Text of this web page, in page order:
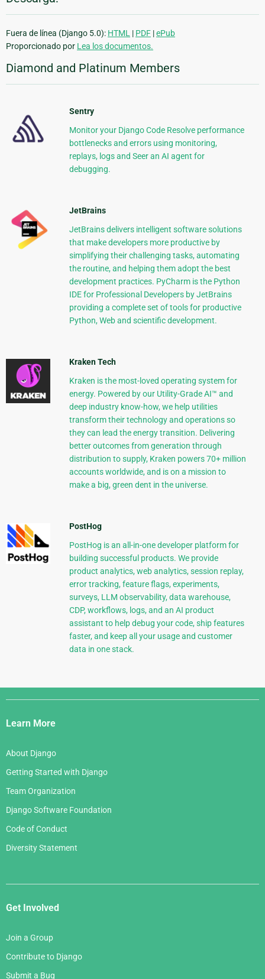
Fuera de línea (Django 5.0): HTML | PDF |ePub
Proporcionado por Lea los documentos.
Diamond and Platinum Members
Sentry
Monitor your Django Code Resolve performance
bottlenecks and errors using monitoring,
replays, logs and Seer an AI agent for
debugging.
JetBrains
JetBrains delivers intelligent software solutions
that make developers more productive by
simplifying their challenging tasks, automating
the routine, and helping them adopt the best
development practices. PyCharm is the Python
IDE for Professional Developers by JetBrains
providing a complete set of tools for productive
Python, Web and scientific development.
Kraken Tech
Kraken is the most-loved operating system for
energy. Powered by our Utility-Grade AI™ and
deep industry know-how, we help utilities
transform their technology and operations so
they can lead the energy transition. Delivering
better outcomes from generation through
distribution to supply, Kraken powers 70+ million
accounts worldwide, and is on a mission to
make a big, green dent in the universe.
PostHog
PostHog is an all-in-one developer platform for
building successful products. We provide
product analytics, web analytics, session replay,
error tracking, feature flags, experiments,
surveys, LLM observability, data warehouse,
CDP, workflows, logs, and an AI product
assistant to help debug your code, ship features
faster, and keep all your usage and customer
data in one stack.
Django
Links
Learn More
About Django
Getting Started with Django
Team Organization
Django Software Foundation
Code of Conduct
Diversity Statement
Get Involved
Join a Group
Contribute to Django
Submit a Bug